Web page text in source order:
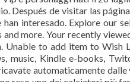
Después de visitar las
interesado. Explore our
more. Your recently
to add item to Wish
music, Kindle e-books,
automaticamente